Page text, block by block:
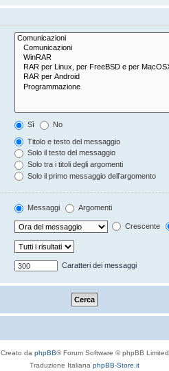
Sì No
Titolo e testo del messaggio
Solo il testo del messaggio
Solo tra i titoli degli argomenti
Solo il primo messaggio dell’argomento
Messaggi Argomenti
Crescente
Caratteri dei messaggi
Creato da phpBB® Forum Software © phpBB Limited
Traduzione Italiana phpBB-Store.it